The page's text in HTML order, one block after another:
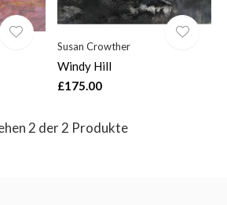
Susan Crowther
Windy Hill
£175.00
2 der 2 Produkte